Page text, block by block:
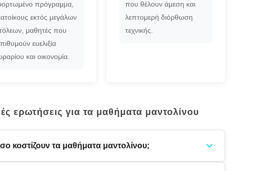
πρόγραμμα,
εκτός μεγάλων
μαθητές που
ευελιξία
και οικονομία.
που θέλουν άμεση και
λεπτομερή διόρθωση
τεχνικής.
ερωτήσεις για τα μαθήματα μαντολίνου
κοστίζουν τα μαθήματα μαντολίνου;